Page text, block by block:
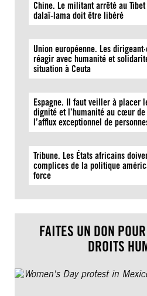
Chine. Le militant arrêté au
dalaï-lama doit être libéré
Union européenne. Les
réagir avec humanité et
situation à Ceuta
Espagne. Il faut veiller à placer
dignité et l’humanité au cœur
l’afflux exceptionnel de
Tribune. Les États africains
complices de la politique
force
FAITES UN DON
DROITS